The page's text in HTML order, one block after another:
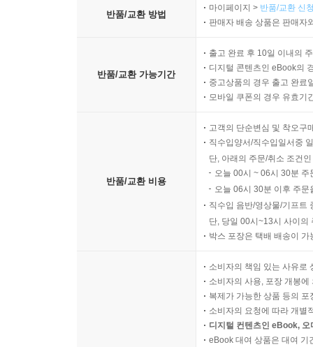
반품/교환 방법
마이페이지 > 반품/교환 신
판매자 배송 상품은 판매자
반품/교환 가능기간
출고 완료 후 10일 이내의
디지털 콘텐츠인 eBook의
중고상품의 경우 출고 완료
모바일 쿠폰의 경우 유효기
반품/교환 비용
고객의 단순변심 및 착오구
직수입양서/직수입일서중
단, 아래의 주문/취소 조건
오늘 00시 ~ 06시 30분
오늘 06시 30분 이후 주
직수입 음반/영상물/기프트
단, 당일 00시~13시 사이의
박스 포장은 택배 배송이
소비자의 책임 있는 사유로
소비자의 사용, 포장 개봉
복제가 가능한 상품 등의
소비자의 요청에 따라 개별
디지털 컨텐츠인 eBook,
eBook 대여 상품은 대여 기